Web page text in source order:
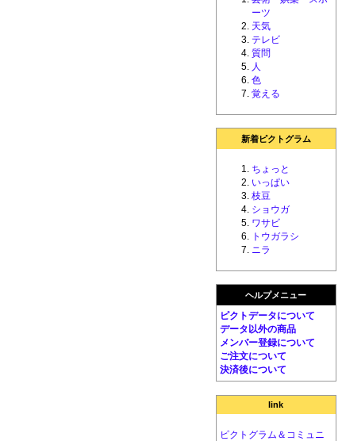
ーツ
天気
テレビ
質問
人
色
覚える
新着ピクトグラム
ちょっと
いっぱい
枝豆
ショウガ
ワサビ
トウガラシ
ニラ
ヘルプメニュー
ピクトデータについて
データ以外の商品
メンバー登録について
ご注文について
決済後について
link
ピクトグラム＆コミュニ